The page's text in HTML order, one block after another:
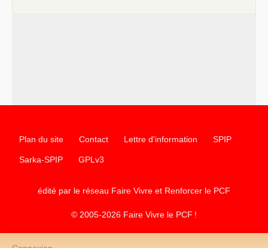
Plan du site Contact Lettre d'information SPIP
Sarka-SPIP GPLv3
édité par le réseau Faire Vivre et Renforcer le PCF
© 2005-2026 Faire Vivre le PCF !